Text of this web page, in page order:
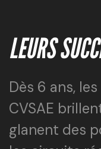
LEURS
Dès 6 ans,
CVSAE
glanent des